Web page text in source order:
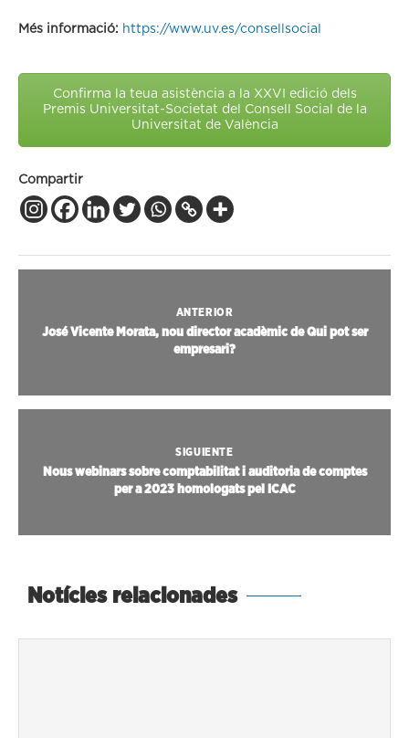
Més informació: https://www.uv.es/consellsocial
Confirma la teua asistència a la XXVI edició dels
Premis Universitat-Societat del Consell Social de la
Universitat de València
Compartir
ANTERIOR
José Vicente Morata, nou director acadèmic de Qui pot ser
empresari?
SIGUIENTE
Nous webinars sobre comptabilitat i auditoria de comptes
per a 2023 homologats pel ICAC
Notícies relacionades